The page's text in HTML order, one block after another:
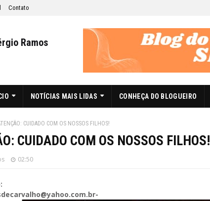
Contato
Ramos
NOTÍCIAS MAIS LIDAS CONHEÇA DO BLOGUEIRO
CUIDADO COM OS NOSSOS FILHOS!
CUIDADO COM OS NOSSOS FILHOS!
02:50